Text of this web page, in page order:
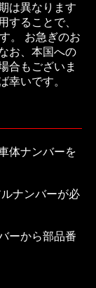
は異なります
することで、
。 お急ぎのお
お、本国への
合もございま
幸いです。
体ナンバーを
ナンバーが必
ーから部品番